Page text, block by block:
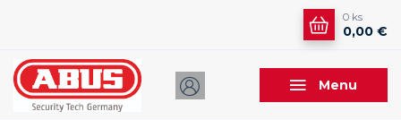
Menu
0 ks
0,00 €